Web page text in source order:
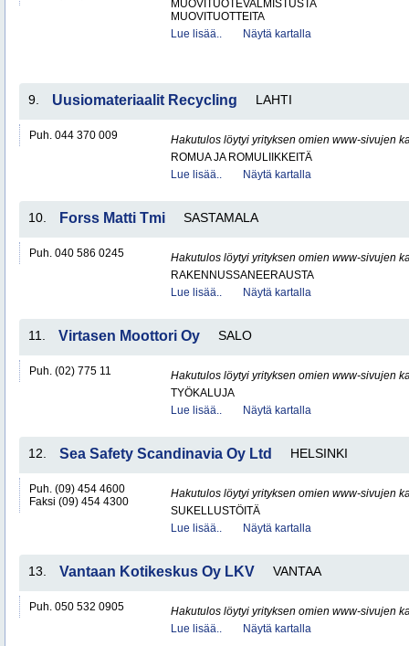
MUOVITUOTEVALMISTUSTA
MUOVITUOTTEITA
Lue lisää..
Näytä kartalla
9. Uusiomateriaalit Recycling LAHTI
Puh. 044 370 009
Hakutulos löytyi yrityksen omien www-sivujen
ROMUA JA ROMULIIKKEITÄ
Lue lisää..
Näytä kartalla
10. Forss Matti Tmi SASTAMALA
Puh. 040 586 0245
Hakutulos löytyi yrityksen omien www-sivujen
RAKENNUSSANEERAUSTA
Lue lisää..
Näytä kartalla
11. Virtasen Moottori Oy SALO
Puh. (02) 775 11
Hakutulos löytyi yrityksen omien www-sivujen
TYÖKALUJA
Lue lisää..
Näytä kartalla
12. Sea Safety Scandinavia Oy Ltd HELSINKI
Puh. (09) 454 4600
Faksi (09) 454 4300
Hakutulos löytyi yrityksen omien www-sivujen
SUKELLUSTÖITÄ
Lue lisää..
Näytä kartalla
13. Vantaan Kotikeskus Oy LKV VANTAA
Puh. 050 532 0905
Hakutulos löytyi yrityksen omien www-sivujen
Lue lisää..
Näytä kartalla